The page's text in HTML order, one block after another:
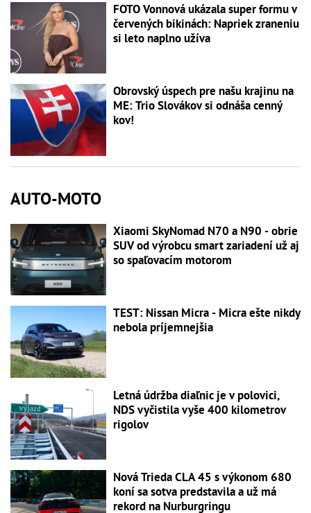
FOTO Vonnová ukázala super formu v
červených bikinách: Napriek zraneniu
si leto naplno užíva
Obrovský úspech pre našu krajinu na
ME: Trio Slovákov si odnáša cenný
kov!
AUTO-MOTO
Xiaomi SkyNomad N70 a N90 - obrie
SUV od výrobcu smart zariadení už aj
so spaľovacím motorom
TEST: Nissan Micra - Micra ešte nikdy
nebola príjemnejšia
Letná údržba diaľnic je v polovici,
NDS vyčistila vyše 400 kilometrov
rigolov
Nová Trieda CLA 45 s výkonom 680
koní sa sotva predstavila a už má
rekord na Nurburgringu